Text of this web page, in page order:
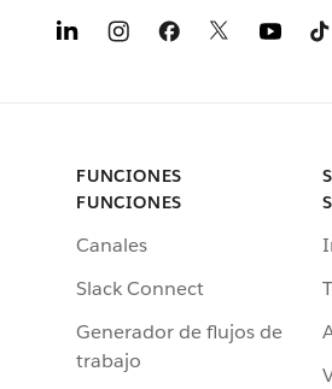
FUNCIONES
FUNCIONES
Canales
Slack Connect
Generador de flujos de
trabajo